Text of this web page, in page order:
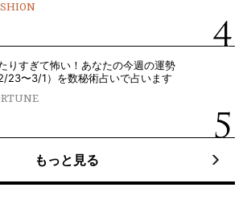
りすぎて怖い！あなたの今週の運勢
2/23〜3/1）を数秘術占いで占います
もっと見る